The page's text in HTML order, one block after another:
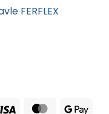
FERFLEX